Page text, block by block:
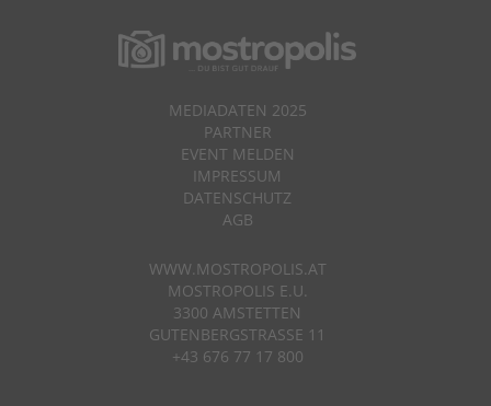
MEDIADATEN 2025
PARTNER
EVENT MELDEN
IMPRESSUM
DATENSCHUTZ
AGB
WWW.MOSTROPOLIS.AT
MOSTROPOLIS E.U.
3300 AMSTETTEN
GUTENBERGSTRASSE 11
+43 676 77 17 800